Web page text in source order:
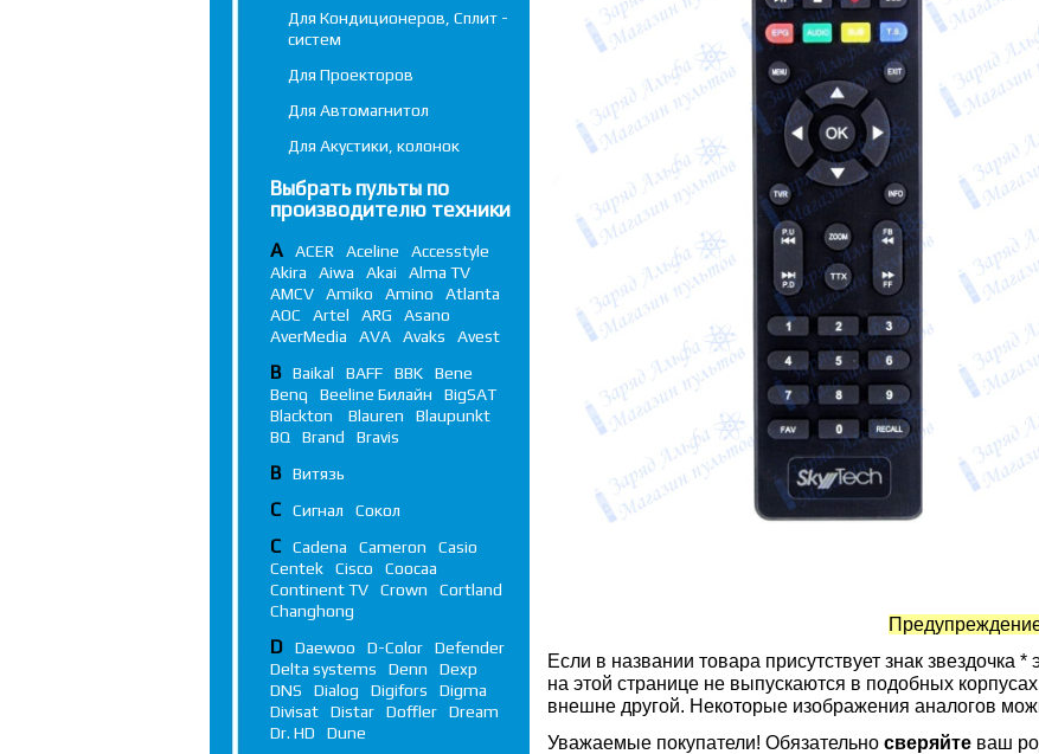
Если в названии товара присутствует знак звездочка
на этой странице не выпускаются в подобных
внешне другой. Некоторые изображения аналогов
Уважаемые покупатели! Обязательно сверяйте ваш
Для Кондиционеров, Сплит -
систем
Для Проекторов
Для Автомагнитол
Для Акустики, колонок
Выбрать пульты по
производителю техники
A ACER Aceline
Accesstyle
Akira
Aiwa Akai
Alma TV
AMCV
Amiko Amino
Atlanta
AOC
Artel ARG
Asano
AverMedia
AVA Avaks Avest
B Baikal BAFF BBK
Bene
Benq
Beeline Билайн
BigSAT
Blackton
Blauren
Blaupunkt
BQ
Brand Bravis
В Витязь
С Сигнал Сокол
C Cadena Cameron
Casio
Centek
Cisco
Coocaa
Continent TV
Crown
Cortland
Changhong
D Daewoo D-Color
Defender
Delta systems
Denn
Dexp
DNS
Dialog Digifors
Digma
Divisat
Distar Doffler
Dream
Dr. HD
Dune